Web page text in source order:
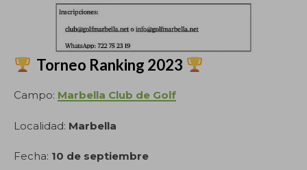
Torneo Ranking 2023
Campo: Marbella Club de Golf
Localidad: Marbella
Fecha: 10 de septiembre